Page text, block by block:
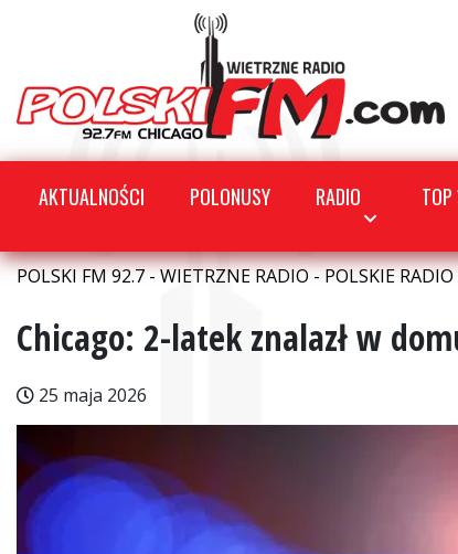
AKTUALNOŚCI POLONUSY RADIO
POLSKI FM 92.7 - WIETRZNE RADIO - POLSKIE RADIO
Chicago: 2-latek znalazł w
25 maja 2026